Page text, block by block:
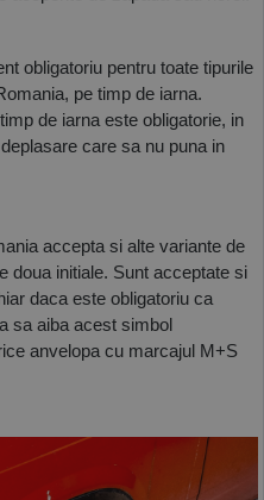
obligatoriu pentru toate tipurile
pe timp de iarna.
de iarna este obligatorie, in
care sa nu puna in
accepta si alte variante de
doua initiale. Sunt acceptate si
daca este obligatoriu ca
sa aiba acest simbol
anvelopa cu marcajul M+S